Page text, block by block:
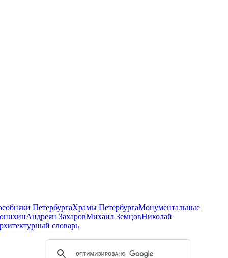
ПетербургаХрамы ПетербургаМонументальные
Андреян ЗахаровМихаил ЗемцовНиколай
словарь